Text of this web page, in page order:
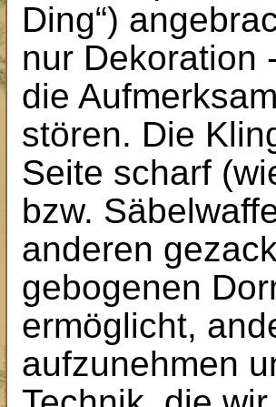
Ding“)
nur Dekoration
die
stören. Die
Seite scharf
bzw.
anderen
gebogenen
ermöglicht,
aufzunehmen